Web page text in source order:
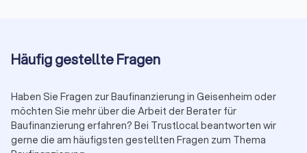
Informieren Sie sich bei Trustlocal zu passenden Beratern für
die Baufinanzierung aus Deutschland oder direkt in Ihrer Nähe.
Abrechnung der Arbeitszeit bei Beratern für
Baufinanzierung
Die Berechnung der Arbeitszeit kann von Beratern für
Häufig gestellte Fragen
Haben Sie Fragen zur Baufinanzierung in Geisenheim oder
möchten Sie mehr über die Arbeit der Berater für
Baufinanzierung erfahren? Bei Trustlocal beantworten wir
gerne die am häufigsten gestellten Fragen zum Thema